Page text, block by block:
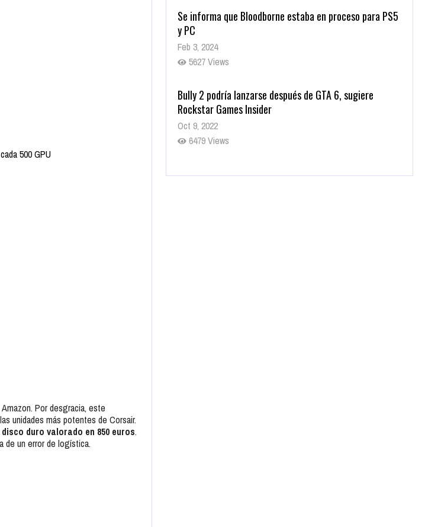
500 GPU
Por desgracia, este
unidades más potentes de Corsair.
disco duro valorado en 850 euros.
de un error de logística.
Se informa que Bloodborne estaba en proceso para PS5
y PC
Feb 3, 2024
5627 Views
Bully 2 podría lanzarse después de GTA 6, sugiere
Rockstar Games Insider
Oct 9, 2022
6479 Views
Rumor: Se filtran los primeros detalles de Resident Evil